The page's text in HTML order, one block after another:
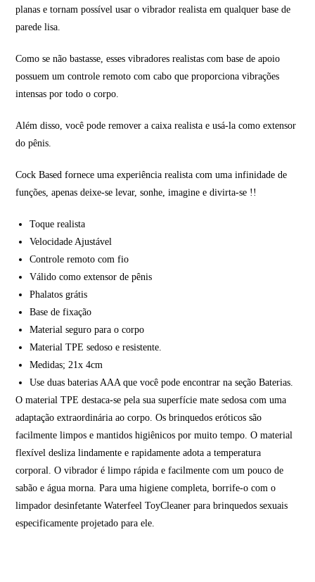
planas e tornam possível usar o vibrador realista em qualquer base de
parede lisa.
Como se não bastasse, esses vibradores realistas com base de apoio
possuem um controle remoto com cabo que proporciona vibrações
intensas por todo o corpo.
Além disso, você pode remover a caixa realista e usá-la como extensor
do pênis.
Cock Based fornece uma experiência realista com uma infinidade de
funções, apenas deixe-se levar, sonhe, imagine e divirta-se !!
Toque realista
Velocidade Ajustável
Controle remoto com fio
Válido como extensor de pênis
Phalatos grátis
Base de fixação
Material seguro para o corpo
Material TPE sedoso e resistente.
Medidas; 21x 4cm
Use duas baterias AAA que você pode encontrar na seção Baterias.
O material TPE destaca-se pela sua superfície mate sedosa com uma
adaptação extraordinária ao corpo. Os brinquedos eróticos são
facilmente limpos e mantidos higiênicos por muito tempo. O material
flexível desliza lindamente e rapidamente adota a temperatura
corporal. O vibrador é limpo rápida e facilmente com um pouco de
sabão e água morna. Para uma higiene completa, borrife-o com o
limpador desinfetante Waterfeel ToyCleaner para brinquedos sexuais
especificamente projetado para ele.